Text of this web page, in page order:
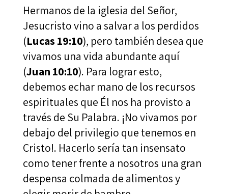
Hermanos de la iglesia del Señor,
Jesucristo vino a salvar a los perdidos
(Lucas 19:10), pero también desea que
vivamos una vida abundante aquí
(Juan 10:10). Para lograr esto,
debemos echar mano de los recursos
espirituales que Él nos ha provisto a
través de Su Palabra. ¡No vivamos por
debajo del privilegio que tenemos en
Cristo!. Hacerlo sería tan insensato
como tener frente a nosotros una gran
despensa colmada de alimentos y